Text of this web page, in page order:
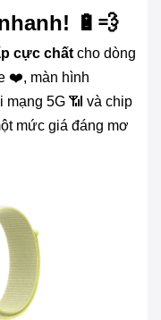
🔋💨
cực chất cho dòng
❤️, màn hình
mạng 5G 📶 và chip
mức giá đáng mơ